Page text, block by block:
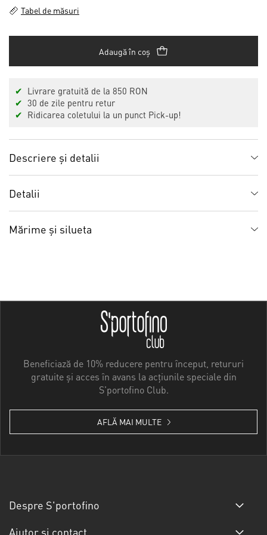
Tabel de măsuri
Adaugă în coș
✔
Livrare gratuită de la 850 RON
✔ 30 de zile pentru retur
✔
Ridicarea coletului la un punct Pick-up!
Descriere și detalii
Detalii
Mărime și silueta
Beneficiază de 10% reducere pentru început, retururi
gratuite și acces în avans la acțiunile speciale din
S'portofino Club.
AFLĂ MAI MULTE
Despre S'portofino
Ajutor și contact